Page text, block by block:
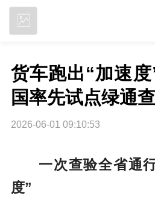
货车跑出“加速
国率先试点绿通
2026-06-01 09:10:53
一次查验全省通
度”